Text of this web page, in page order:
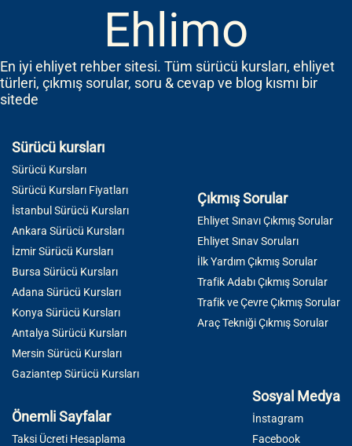
Ehlimo
En iyi ehliyet rehber sitesi. Tüm sürücü kursları, ehliyet
türleri, çıkmış sorular, soru & cevap ve blog kısmı bir
sitede
Sürücü kursları
Sürücü Kursları
Sürücü Kursları Fiyatları
İstanbul Sürücü Kursları
Ankara Sürücü Kursları
İzmir Sürücü Kursları
Bursa Sürücü Kursları
Adana Sürücü Kursları
Konya Sürücü Kursları
Antalya Sürücü Kursları
Mersin Sürücü Kursları
Gaziantep Sürücü Kursları
Çıkmış Sorular
Ehliyet Sınavı Çıkmış Sorular
Ehliyet Sınav Soruları
İlk Yardım Çıkmış Sorular
Trafik Adabı Çıkmış Sorular
Trafik ve Çevre Çıkmış Sorular
Araç Tekniği Çıkmış Sorular
Önemli Sayfalar
Taksi Ücreti Hesaplama
Sosyal Medya
İnstagram
Facebook